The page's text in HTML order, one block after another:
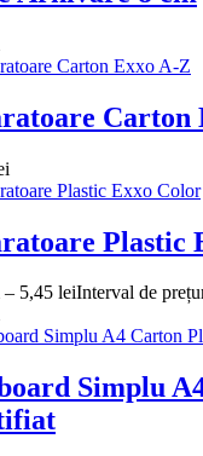
Carton
Plastic
– 5,45 leiInterval de
Simplu